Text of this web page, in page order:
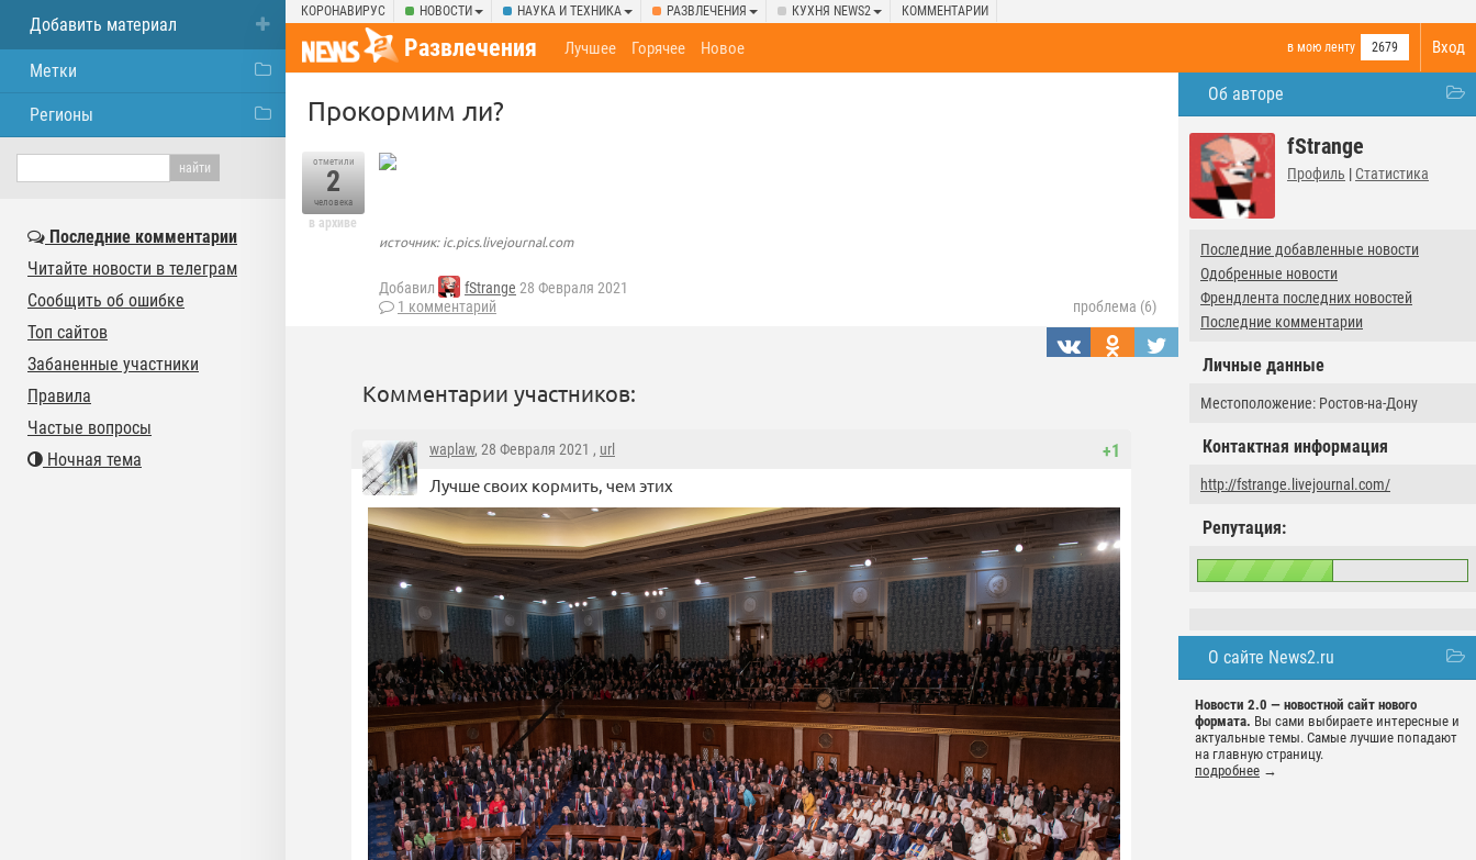
КОРОНАВИРУС НОВОСТИ НАУКА И ТЕХНИКА РАЗВЛЕЧЕНИЯ КУХНЯ NEWS2 КОММЕНТАРИИ
Вход
Развлечения в мою ленту 2679
Лучшее Горячее Новое
Об авторе
fStrange
Профиль | Статистика
Последние добавленные новости
Одобренные новости
Френдлента последних новостей
Последние комментарии
Личные данные
Местоположение: Ростов-на-Дону
Контактная информация
http://fstrange.livejournal.com/
Репутация:
О сайте News2.ru
Новости 2.0 — новостной сайт нового
формата. Вы сами выбираете интересные и
актуальные темы. Самые лучшие попадают
на главную страницу.
подробнее →
Прокормим ли?
отметили
2
человека
в архиве
источник: ic.pics.livejournal.com
Добавил fStrange 28 Февраля 2021
1 комментарий
проблема (6)
Комментарии участников:
+1
waplaw, 28 Февраля 2021 , url
Лучше своих кормить, чем этих
Добавить материал
Метки
Регионы
Последние комментарии
Читайте новости в телеграм
Сообщить об ошибке
Топ сайтов
Забаненные участники
Правила
Частые вопросы
Ночная тема